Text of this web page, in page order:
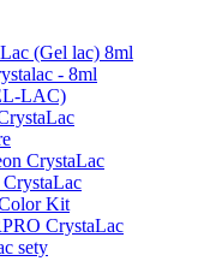
(Gel lac) 8ml
- 8ml
LAC)
CrystaLac
Kit
CrystaLac
sety